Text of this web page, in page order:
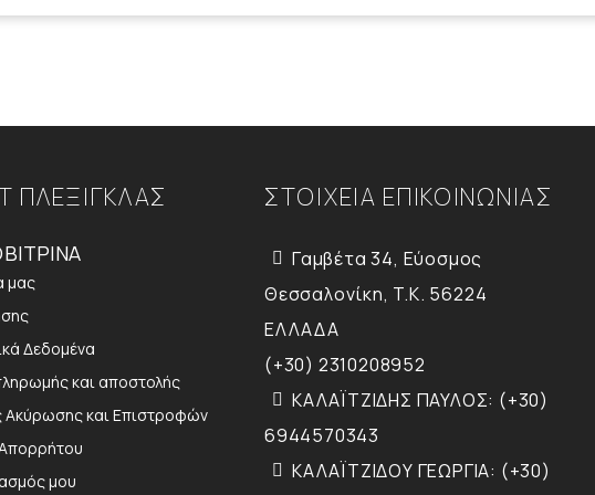
ΠΛΕΞΙΓΚΛΑΣ
μας
Δεδομένα
και αποστολής
Ακύρωσης και Επιστροφών
Απορρήτου
μου
ΣΤΟΙΧΕΙΑ ΕΠΙΚΟΙΝΩΝΙΑΣ
Γαμβέτα 34, Εύοσμος
Θεσσαλονίκη, T.K. 56224
ΕΛΛΑΔΑ
(+30) 2310208952
ΚΑΛΑΪΤΖΙΔΗΣ ΠΑΥΛΟΣ: (+30)
6944570343
ΚΑΛΑΪΤΖΙΔΟΥ ΓΕΩΡΓΙΑ: (+30)